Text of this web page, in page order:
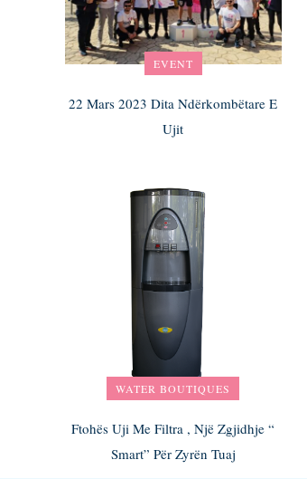
EVENT
22 Mars 2023 Dita Ndërkombëtare E
Ujit
WATER BOUTIQUES
Ftohës Uji Me Filtra , Një Zgjidhje “
Smart” Për Zyrën Tuaj